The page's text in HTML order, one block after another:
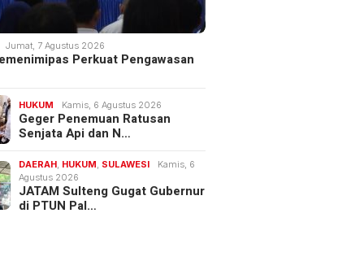
Jumat, 7 Agustus 2026
Perkuat Pengawasan
HUKUM Kamis, 6 Agustus 2026
Geger Penemuan Ratusan
Senjata Api dan N…
DAERAH, HUKUM, SULAWESI
Kamis, 6
Agustus 2026
JATAM Sulteng Gugat Gubernur
di PTUN Pal…